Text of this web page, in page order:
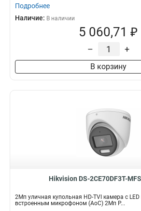
Подробнее
Наличие: В наличии
5 060,71 ₽
– +
В корзину
Hikvision DS-2CE70DF3T-
2Мп уличная купольная HD-TVI камера с
встроенным микрофоном (AoC) 2Мп P...